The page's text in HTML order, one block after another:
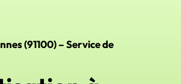
(91100) – Service de